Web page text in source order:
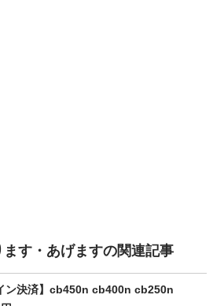
す・あげますの関連記事
【オンライン決済】cb450n cb400n cb250n